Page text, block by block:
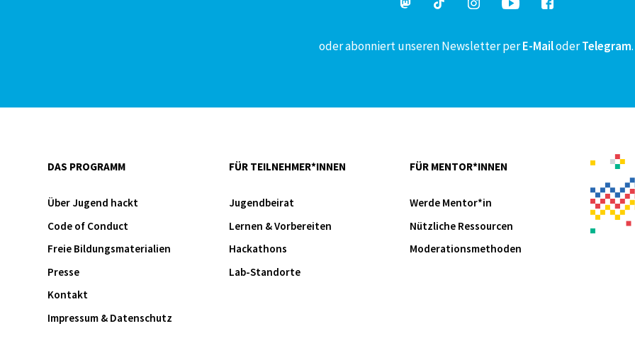
oder abonniert unseren Newsletter perE-MailoderTelegram.
DAS PROGRAMM
Über Jugend hackt
Code of Conduct
Freie Bildungsmaterialien
Presse
Kontakt
Impressum & Datenschutz
FÜR TEILNEHMER*INNEN
Jugendbeirat
Lernen & Vorbereiten
Hackathons
Lab-Standorte
FÜR MENTOR*INNEN
Werde Mentor*in
Nützliche Ressourcen
Moderationsmethoden